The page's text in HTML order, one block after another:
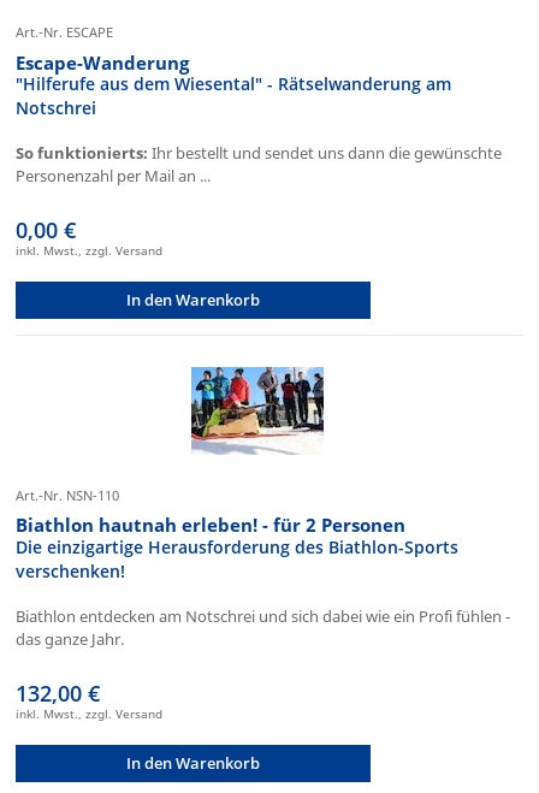
Art.-Nr. ESCAPE
Escape-Wanderung
"Hilferufe aus dem Wiesental" - Rätselwanderung am
Notschrei
So funktionierts: Ihr bestellt und sendet uns dann die gewünschte
Personenzahl per Mail an ...
0,00 €
inkl. Mwst., zzgl. Versand
In den Warenkorb
Art.-Nr. NSN-110
Biathlon hautnah erleben! - für 2 Personen
Die einzigartige Herausforderung des Biathlon-Sports
verschenken!
Biathlon entdecken am Notschrei und sich dabei wie ein Profi fühlen -
das ganze Jahr.
132,00 €
inkl. Mwst., zzgl. Versand
In den Warenkorb